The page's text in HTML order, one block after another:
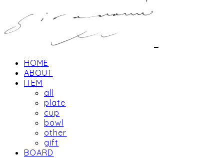
HOME
ABOUT
ITEM
all
plate
cup
bowl
other
gift
BOARD